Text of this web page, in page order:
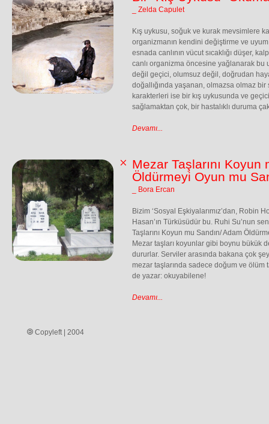
_ Zelda Capulet
Kış uykusu, soğuk ve kurak mevsimlere
organizmanın kendini değiştirme ve
esnada canlının vücut sıcaklığı düşer,
canlı organizma öncesine yağlanarak bu
değil geçici, olumsuz değil, doğrudan
doğallığında yaşanan, olmazsa olmaz bir
karakterleri ise bir kış uykusunda ve
sağlamaktan çok, bir hastalıklı duruma
Devamı...
Mezar Taşlarını Koyun
Öldürmeyi Oyun mu
_ Bora Ercan
Bizim ‘Sosyal Eşkiyalarımız’dan, Robin
Hasan’ın Türküsüdür bu. Ruhi Su’nun
Taşlarını Koyun mu Sandın/ Adam
Mezar taşları koyunlar gibi boynu bükük
dururlar. Serviler arasında bakana çok
mezar taşlarında sadece doğum ve
de yazar: okuyabilene!
Devamı...
Copyleft | 2004